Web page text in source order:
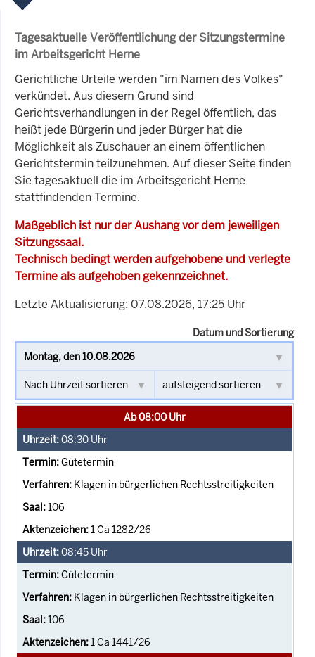
Tagesaktuelle Veröffentlichung der Sitzungstermine
im Arbeitsgericht Herne
Gerichtliche Urteile werden "im Namen des Volkes"
verkündet. Aus diesem Grund sind
Gerichtsverhandlungen in der Regel öffentlich, das
heißt jede Bürgerin und jeder Bürger hat die
Möglichkeit als Zuschauer an einem öffentlichen
Gerichtstermin teilzunehmen. Auf dieser Seite finden
Sie tagesaktuell die im Arbeitsgericht Herne
stattfindenden Termine.
Maßgeblich ist nur der Aushang vor dem jeweiligen
Sitzungssaal.
Technisch bedingt werden aufgehobene und verlegte
Termine als aufgehoben gekennzeichnet.
Letzte Aktualisierung: 07.08.2026, 17:25 Uhr
Datum und Sortierung
Ab 08:00 Uhr
08:30 Uhr
Gütetermin
Klagen in bürgerlichen Rechtsstreitigkeiten
106
1 Ca 1282/26
08:45 Uhr
Gütetermin
Klagen in bürgerlichen Rechtsstreitigkeiten
106
1 Ca 1441/26